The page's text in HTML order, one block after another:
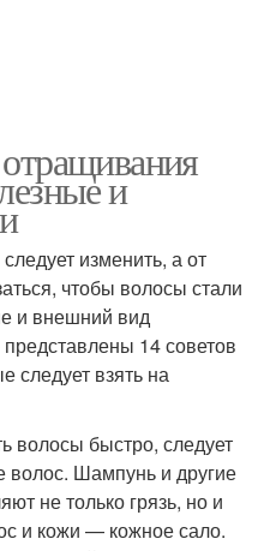
и
изменить, а от
чтобы волосы стали
и внешний вид
14 советов
следует взять на
волосы быстро, следует
Шампунь и другие
не только грязь, но и
и кожи — кожное сало.